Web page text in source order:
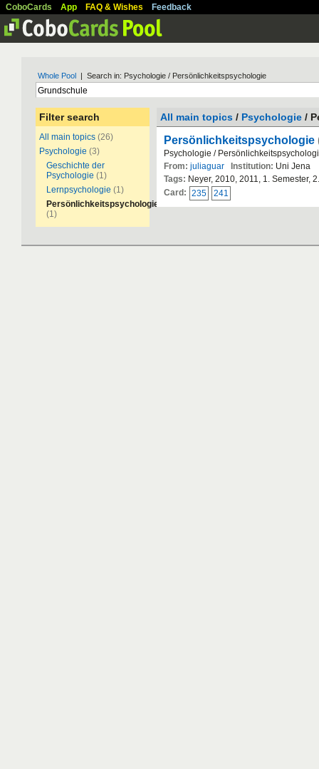
CoboCards App FAQ & Wishes Feedback
Whole Pool | Search in: Psychologie / Persönlichkeitspsychologie
Filter search
All main topics (26)
Psychologie (3)
Geschichte der
Psychologie (1)
Lernpsychologie (1)
Persönlichkeitspsychologie
(1)
All main topics / Psychologie /
Persönlichkeitspsychologie
Psychologie /
From: juliaguar Institution: Uni Jena
Tags: Neyer, 2010, 2011, 1. Semester,
Card: 235 241